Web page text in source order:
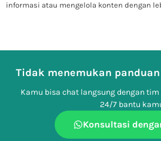
informasi atau mengelola konten dengan
Tidak menemukan
Kamu bisa chat langsung dengan
24/7 bantu
Konsultasi